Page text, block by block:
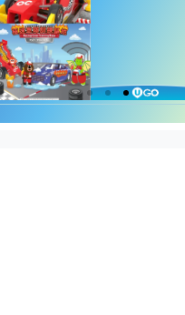
止申請日期
高級行政助理（海外及內地）
聘查詢方法